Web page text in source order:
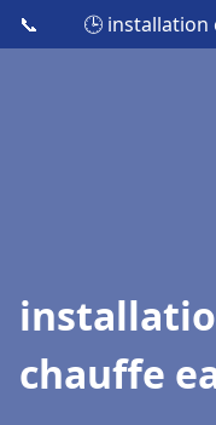
📞 🕒 installation
chauffe